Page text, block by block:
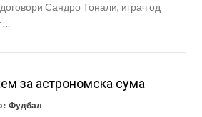
Сандро Тонали, играч од
…
за астрономска сума
: Фудбал